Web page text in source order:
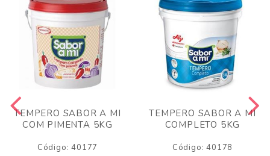
TEMPERO SABOR A MI
COM PIMENTA 5KG
Código: 40177
TEMPERO SABOR A MI
COMPLETO 5KG
Código: 40178